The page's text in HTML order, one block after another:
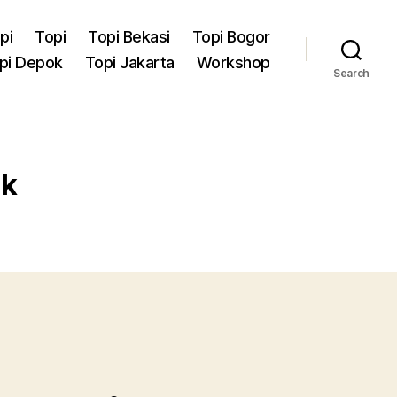
Topi Topi Bekasi
Topi Bogor
Depok
Topi Jakarta Workshop
Search